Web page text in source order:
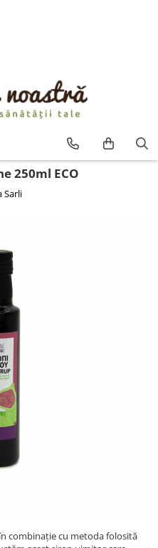
250ml ECO
Sarli
combinație cu metoda folosită